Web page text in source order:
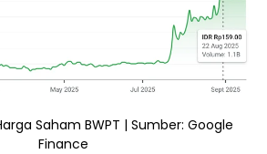
Saham BWPT | Sumber: Google
Finance